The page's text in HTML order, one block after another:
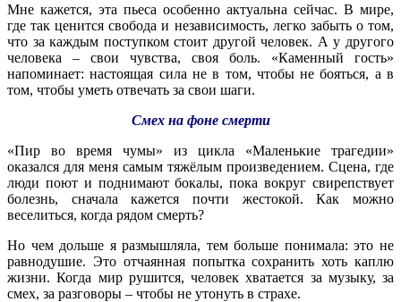
Мне кажется, эта пьеса особенно актуальна сейчас. В мире,
где так ценится свобода и независимость, легко забыть о том,
что за каждым поступком стоит другой человек. А у другого
человека – свои чувства, своя боль. «Каменный гость»
напоминает: настоящая сила не в том, чтобы не бояться, а в
том, чтобы уметь отвечать за свои шаги.
Смех на фоне смерти
«Пир во время чумы» из цикла «Маленькие трагедии»
оказался для меня самым тяжёлым произведением. Сцена, где
люди поют и поднимают бокалы, пока вокруг свирепствует
болезнь, сначала кажется почти жестокой. Как можно
веселиться, когда рядом смерть?
Но чем дольше я размышляла, тем больше понимала: это не
равнодушие. Это отчаянная попытка сохранить хоть каплю
жизни. Когда мир рушится, человек хватается за музыку, за
смех, за разговоры – чтобы не утонуть в страхе.